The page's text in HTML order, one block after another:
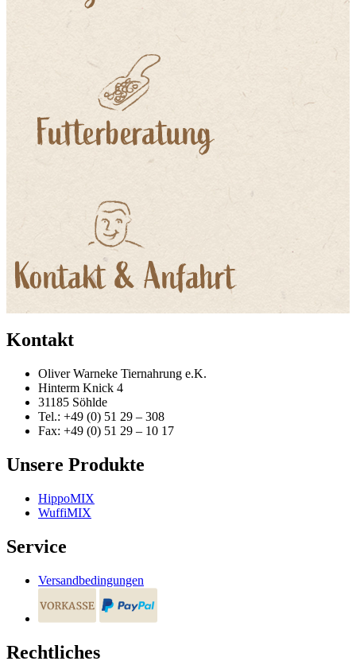
Kontakt
Oliver Warneke Tiernahrung e.K.
Hinterm Knick 4
31185 Söhlde
Tel.: +49 (0) 51 29 – 308
Fax: +49 (0) 51 29 – 10 17
Unsere Produkte
HippoMIX
WuffiMIX
Service
Versandbedingungen
Rechtliches